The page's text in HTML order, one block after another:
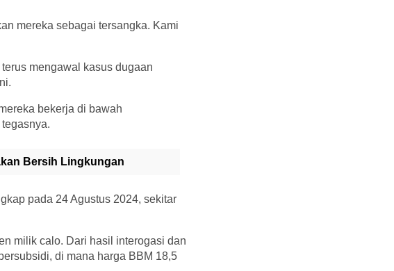
mereka sebagai tersangka. Kami
mengawal kasus dugaan
bekerja di bawah
Bersih Lingkungan
pada 24 Agustus 2024, sekitar
milik calo. Dari hasil interogasi dan
di mana harga BBM 18,5